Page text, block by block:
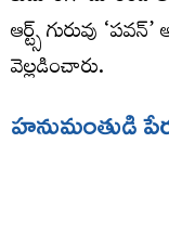
ఆర్ట్స్ గురువు
వెల్లడించారు.
హనుమంతుడి